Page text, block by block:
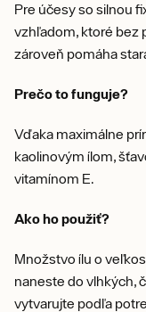
Pre účesy so silnou
vzhľadom, ktoré bez
zároveň pomáha
Prečo to funguje?
Vďaka maximálne
kaolinovým ílom,
vitamínom E.
Ako ho použiť?
Množstvo ílu o
naneste do vlhkých,
vytvarujte podľa